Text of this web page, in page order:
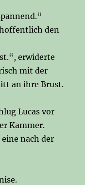
den
erwiderte
mit der
an ihre Brust.
Lucas vor
Kammer.
nach der